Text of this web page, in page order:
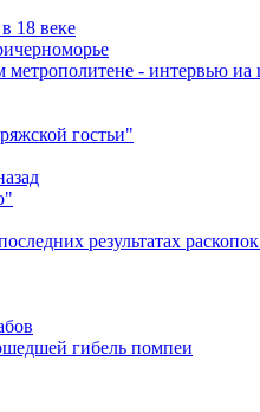
18 веке
метрополитене - интервью иа
гостьи"
результатах
гибель помпеи